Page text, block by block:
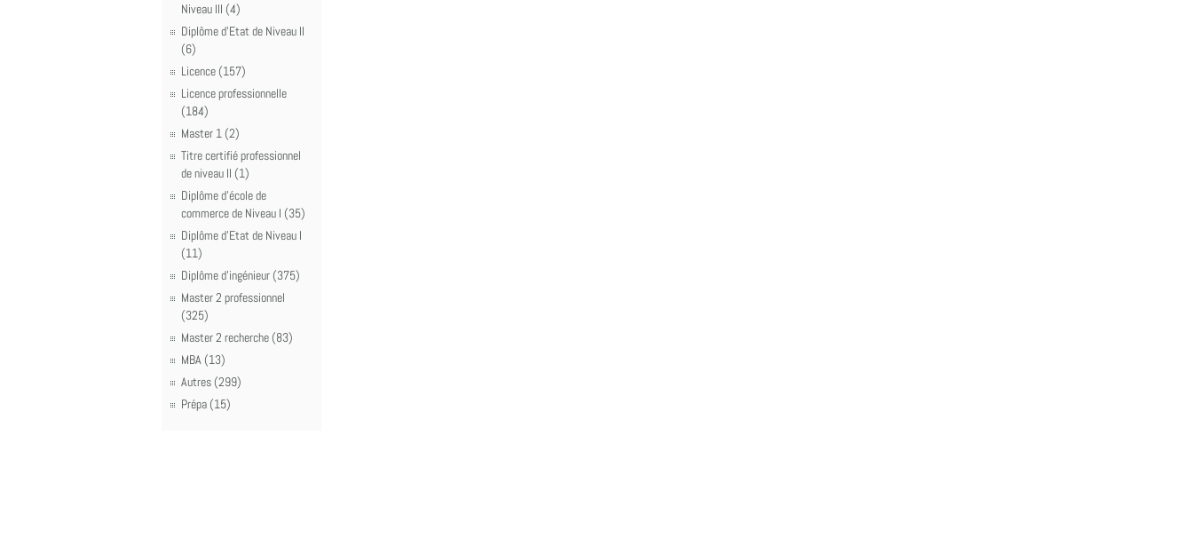
Niveau III (4)
Diplôme d'Etat de Niveau II
(6)
Licence (157)
Licence professionnelle
(184)
Master 1 (2)
Titre certifié professionnel
de niveau II (1)
Diplôme d'école de
commerce de Niveau I (35)
Diplôme d'Etat de Niveau I
(11)
Diplôme d'ingénieur (375)
Master 2 professionnel
(325)
Master 2 recherche (83)
MBA (13)
Autres (299)
Prépa (15)